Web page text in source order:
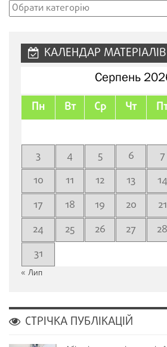
Рубрики
КАЛЕНДАР МАТЕРІАЛІВ
Серпень
Пн Вт Ср Чт
3
4 5 6 7
10
11 12 13 14
17
18 19 20 21
24
25 26 27 28
31
« Лип
СТРІЧКА ПУБЛІКАЦІЙ